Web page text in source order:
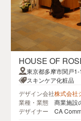
HOUSE OF
東京都多摩市関戸
蹟桜ヶ丘ショッピン
スキンケア化粧品
デザイン会社株式会社
業種・業態
商業施設
デザイナー
CA